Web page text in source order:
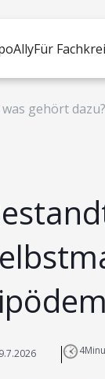
Für
gehört dazu?
9.7.2026 4